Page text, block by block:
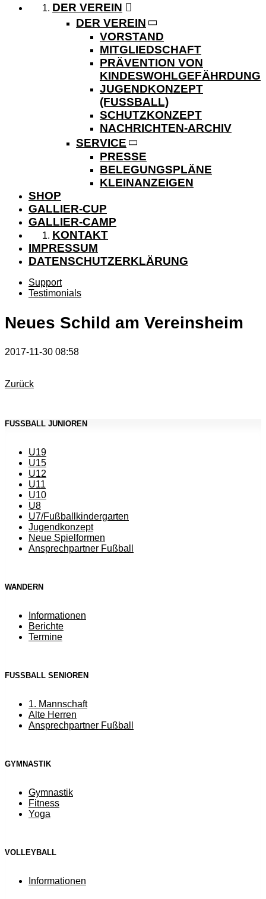
DER VEREIN
DER VEREIN
VORSTAND
MITGLIEDSCHAFT
PRÄVENTION VON
KINDESWOHLGEFÄHRDUNG
JUGENDKONZEPT
(FUSSBALL)
SCHUTZKONZEPT
NACHRICHTEN-ARCHIV
SERVICE
PRESSE
BELEGUNGSPLÄNE
KLEINANZEIGEN
SHOP
GALLIER-CUP
GALLIER-CAMP
KONTAKT
IMPRESSUM
DATENSCHUTZERKLÄRUNG
Support
Testimonials
Neues Schild am Vereinsheim
2017-11-30 08:58
Zurück
FUSSBALL JUNIOREN
U19
U15
U12
U11
U10
U8
U7/Fußballkindergarten
Jugendkonzept
Neue Spielformen
Ansprechpartner Fußball
WANDERN
Informationen
Berichte
Termine
FUSSBALL SENIOREN
1. Mannschaft
Alte Herren
Ansprechpartner Fußball
GYMNASTIK
Gymnastik
Fitness
Yoga
VOLLEYBALL
Informationen